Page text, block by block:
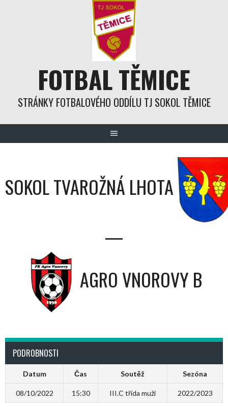
FOTBAL TĚMICE
STRÁNKY FOTBALOVÉHO ODDÍLU TJ SOKOL TĚMICE
SOKOL TVAROŽNÁ LHOTA
—
AGRO VNOROVY B
PODROBNOSTI
Datum Čas Soutěž Sezóna
08/10/2022 15:30 III.C třída muži 2022/2023